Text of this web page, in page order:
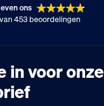
ons
453 beoordelingen
in voor onze